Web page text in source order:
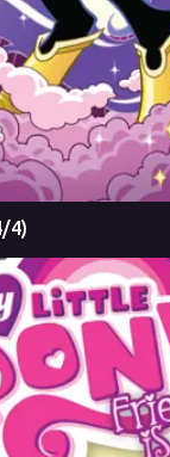
4)